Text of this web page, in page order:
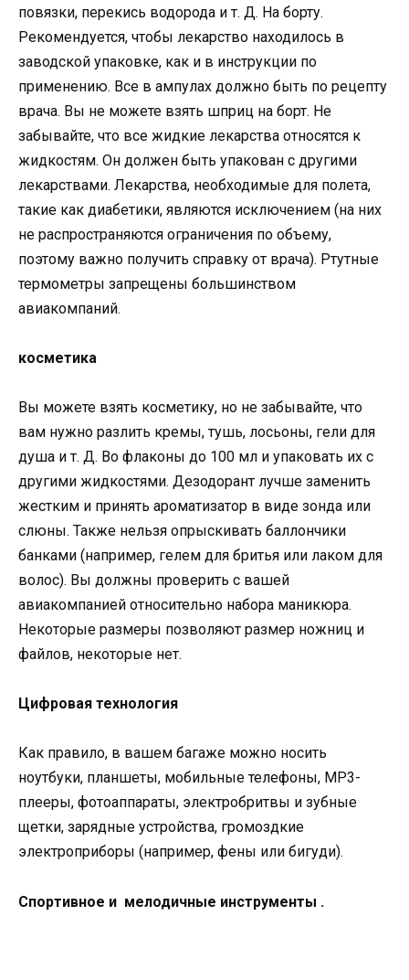
повязки, перекись водорода и т. Д. На борту.
Рекомендуется, чтобы лекарство находилось в
заводской упаковке, как и в инструкции по
применению. Все в ампулах должно быть по рецепту
врача. Вы не можете взять шприц на борт. Не
забывайте, что все жидкие лекарства относятся к
жидкостям. Он должен быть упакован с другими
лекарствами. Лекарства, необходимые для полета,
такие как диабетики, являются исключением (на них
не распространяются ограничения по объему,
поэтому важно получить справку от врача). Ртутные
термометры запрещены большинством
авиакомпаний.
косметика
Вы можете взять косметику, но не забывайте, что
вам нужно разлить кремы, тушь, лосьоны, гели для
душа и т. Д. Во флаконы до 100 мл и упаковать их с
другими жидкостями. Дезодорант лучше заменить
жестким и принять ароматизатор в виде зонда или
слюны. Также нельзя опрыскивать баллончики
банками (например, гелем для бритья или лаком для
волос). Вы должны проверить с вашей
авиакомпанией относительно набора маникюра.
Некоторые размеры позволяют размер ножниц и
файлов, некоторые нет.
Цифровая технология
Как правило, в вашем багаже ​​можно носить
ноутбуки, планшеты, мобильные телефоны, MP3-
плееры, фотоаппараты, электробритвы и зубные
щетки, зарядные устройства, громоздкие
электроприборы (например, фены или бигуди).
Спортивное и мелодичные инструменты .